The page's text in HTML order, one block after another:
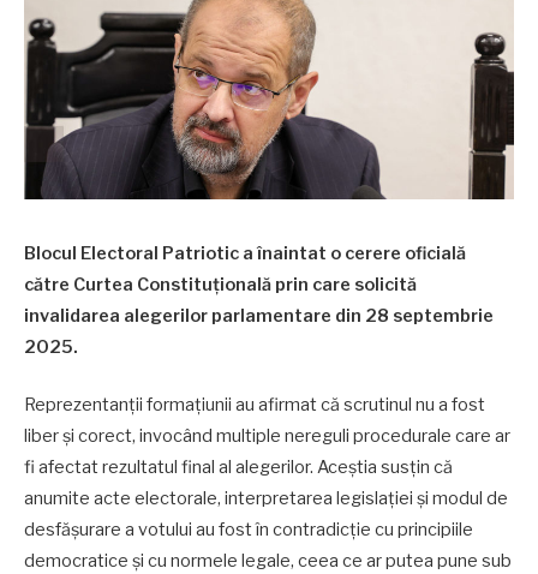
Blocul Electoral Patriotic a înaintat o cerere oficială
către Curtea Constituțională prin care solicită
invalidarea alegerilor parlamentare din 28 septembrie
2025.
Reprezentanții formațiunii au afirmat că scrutinul nu a fost
liber și corect, invocând multiple nereguli procedurale care ar
fi afectat rezultatul final al alegerilor. Aceștia susțin că
anumite acte electorale, interpretarea legislației și modul de
desfășurare a votului au fost în contradicție cu principiile
democratice și cu normele legale, ceea ce ar putea pune sub